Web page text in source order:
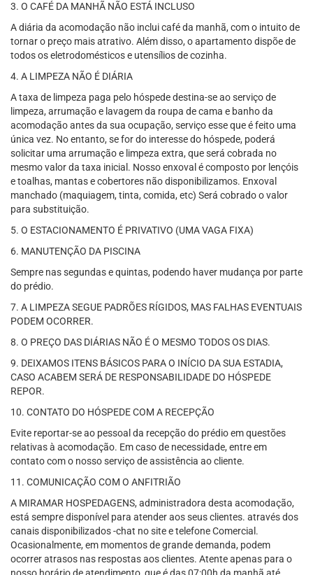
3. O CAFÉ DA MANHÃ NÃO ESTÁ INCLUSO
A diária da acomodação não inclui café da manhã, com o intuito de
tornar o preço mais atrativo. Além disso, o apartamento dispõe de
todos os eletrodomésticos e utensílios de cozinha.
4. A LIMPEZA NÃO É DIÁRIA
A taxa de limpeza paga pelo hóspede destina-se ao serviço de
limpeza, arrumação e lavagem da roupa de cama e banho da
acomodação antes da sua ocupação, serviço esse que é feito uma
única vez. No entanto, se for do interesse do hóspede, poderá
solicitar uma arrumação e limpeza extra, que será cobrada no
mesmo valor da taxa inicial. Nosso enxoval é composto por lençóis
e toalhas, mantas e cobertores não disponibilizamos. Enxoval
manchado (maquiagem, tinta, comida, etc) Será cobrado o valor
para substituição.
5. O ESTACIONAMENTO É PRIVATIVO (UMA VAGA FIXA)
6. MANUTENÇÃO DA PISCINA
Sempre nas segundas e quintas, podendo haver mudança por parte
do prédio.
7. A LIMPEZA SEGUE PADRÕES RÍGIDOS, MAS FALHAS EVENTUAIS
PODEM OCORRER.
8. O PREÇO DAS DIÁRIAS NÃO É O MESMO TODOS OS DIAS.
9. DEIXAMOS ITENS BÁSICOS PARA O INÍCIO DA SUA ESTADIA,
CASO ACABEM SERÁ DE RESPONSABILIDADE DO HÓSPEDE
REPOR.
10. CONTATO DO HÓSPEDE COM A RECEPÇÃO
Evite reportar-se ao pessoal da recepção do prédio em questões
relativas à acomodação. Em caso de necessidade, entre em
contato com o nosso serviço de assistência ao cliente.
11. COMUNICAÇÃO COM O ANFITRIÃO
A MIRAMAR HOSPEDAGENS, administradora desta acomodação,
está sempre disponível para atender aos seus clientes. através dos
canais disponibilizados -chat no site e telefone Comercial.
Ocasionalmente, em momentos de grande demanda, podem
ocorrer atrasos nas respostas aos clientes. Atente apenas para o